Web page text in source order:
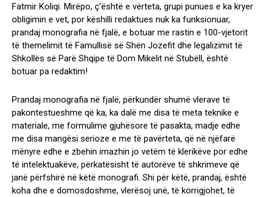
Fatmir Koliqi. Mirëpo, ç’është e vërteta, grupi punues e ka kryer
obligimin e vet, por këshilli redaktues nuk ka funksionuar,
prandaj monografia në fjalë, e botuar me rastin e 100-vjetorit
të themelimit të Famullisë së Shën Jozefit dhe legalizimit të
Shkollës së Parë Shqipe të Dom Mikelit në Stubëll, është
botuar pa redaktim!
Prandaj monografia në fjalë, përkundër shumë vlerave të
pakontestueshme që ka, ka dalë me disa të meta teknike e
materiale, me formulime gjuhësore të pasakta, madje edhe
me disa mangësi serioze e me të pavërteta, që në njëfarë
mënyre edhe e zbehin imazhin jo vetëm të klerikëve por edhe
të intelektuakëve, përkatësisht të autorëve të shkrimeve që
janë përfshirë në këtë monografi. Shi për këtë, prandaj, është
koha dhe e domosdoshme, vlerësoj unë, të korrigjohet, të